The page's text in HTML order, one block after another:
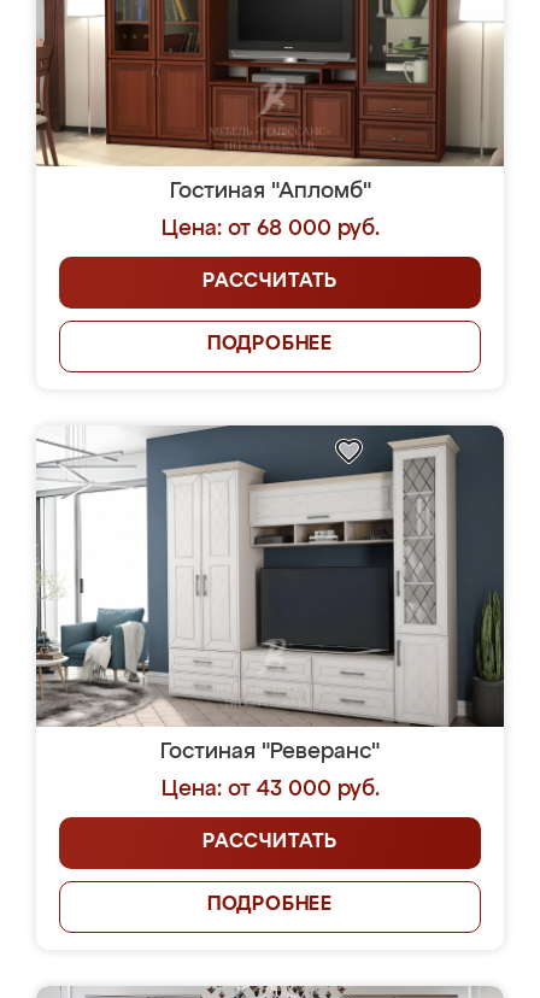
Гостиная "Апломб"
Цена: от 68 000 руб.
РАССЧИТАТЬ
ПОДРОБНЕЕ
Гостиная "Реверанс"
Цена: от 43 000 руб.
РАССЧИТАТЬ
ПОДРОБНЕЕ